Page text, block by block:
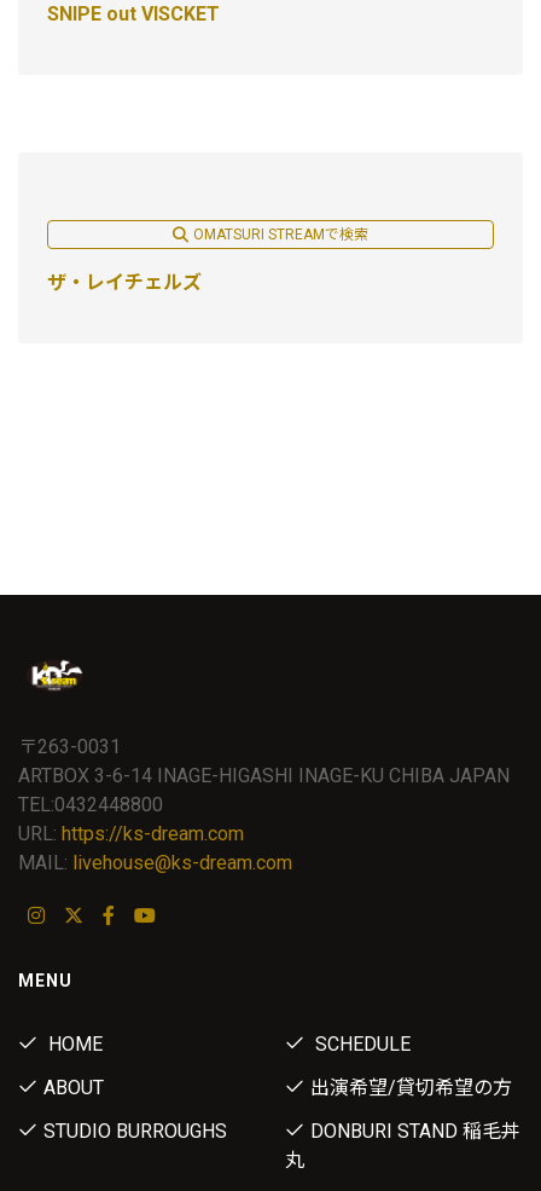
SNIPE out VISCKET
OMATSURI STREAMで検索
ザ・レイチェルズ
〒263-0031
ARTBOX 3-6-14 INAGE-HIGASHI INAGE-KU CHIBA JAPAN
TEL:0432448800
URL: https://ks-dream.com
MAIL: livehouse@ks-dream.com
MENU
HOME
SCHEDULE
ABOUT
出演希望/貸切希望の方
STUDIO BURROUGHS
DONBURI STAND 稲毛丼
丸